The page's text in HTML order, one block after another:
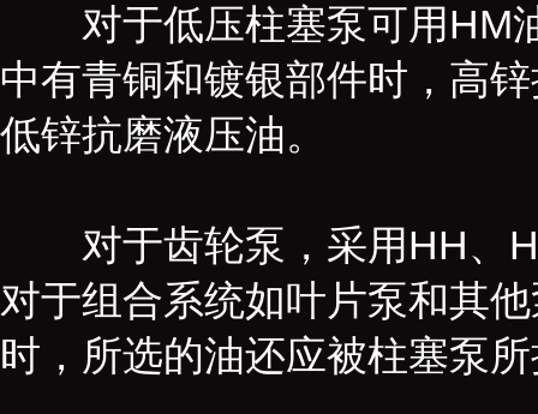
对于低压柱塞泵可用HM油
中有青铜和镀银部件时，高
低锌抗磨液压油。
对于齿轮泵，采用HH、
对于组合系统如叶片泵和其
时，所选的油还应被柱塞泵